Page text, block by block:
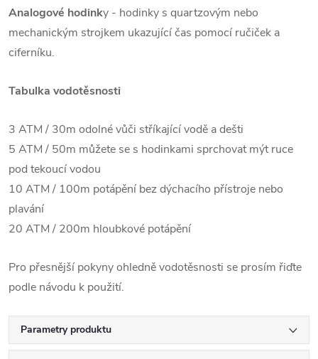
Analogové hodinky - hodinky s quartzovým nebo
mechanickým strojkem ukazující čas pomocí ručiček a
ciferníku.
Tabulka vodotěsnosti
3 ATM / 30m odolné vůči stříkající vodě a dešti
5 ATM / 50m můžete se s hodinkami sprchovat mýt ruce
pod tekoucí vodou
10 ATM / 100m potápění bez dýchacího přístroje nebo
plavání
20 ATM / 200m hloubkové potápění
Pro přesnější pokyny ohledně vodotěsnosti se prosím řiďte
podle návodu k použití.
Parametry produktu